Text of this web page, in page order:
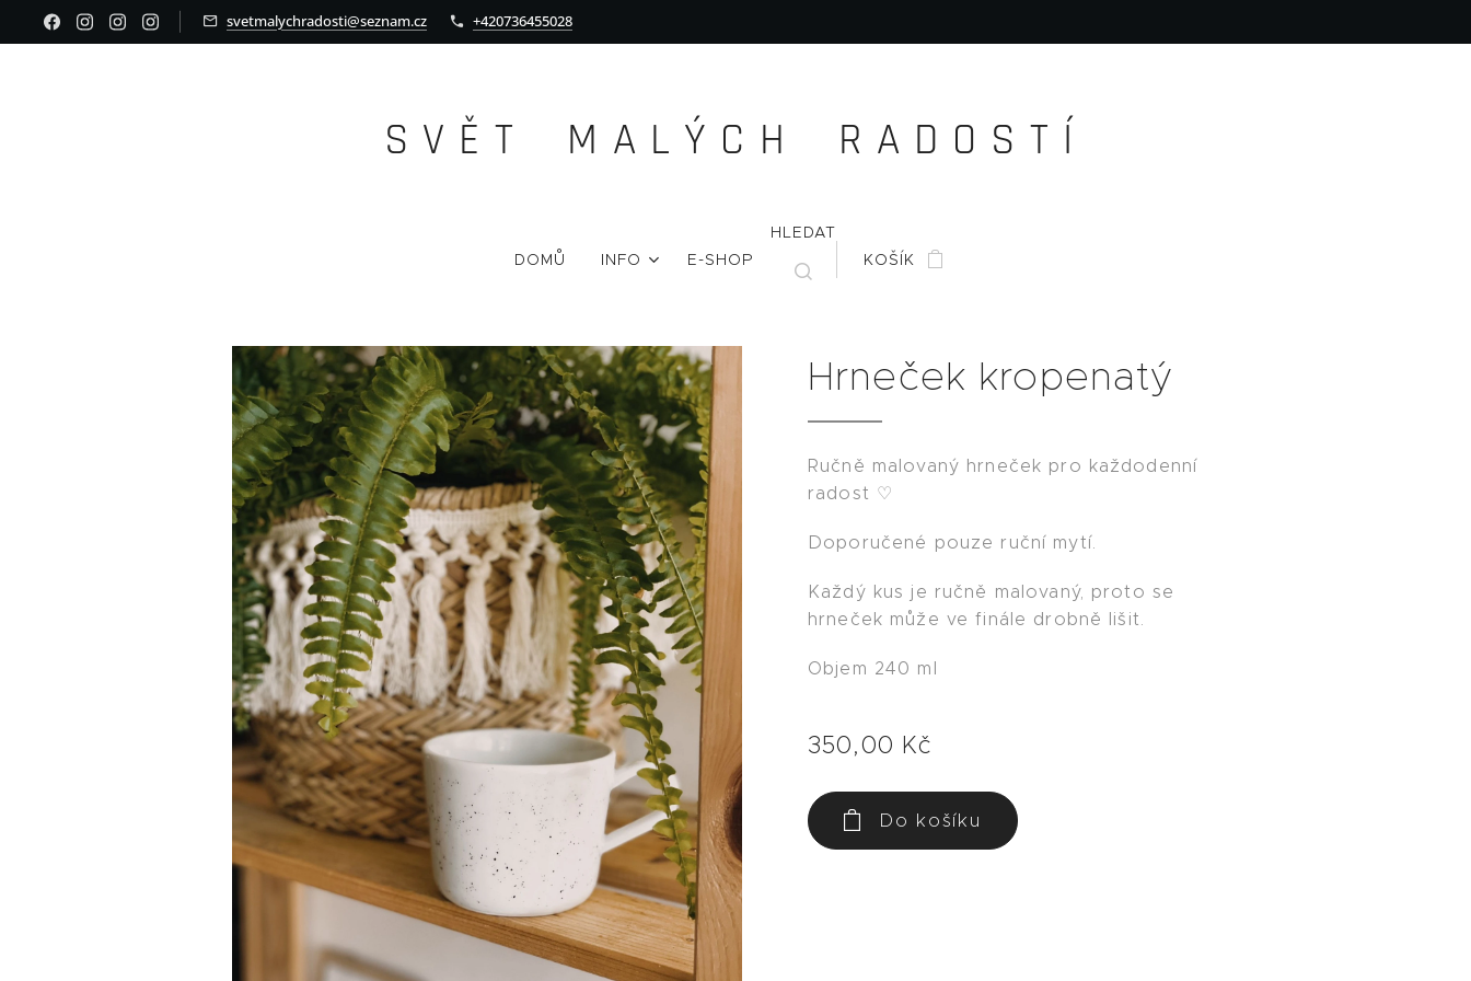
svetmalychradosti@seznam.cz +420736455028
S V Ě T M A L Ý C H R A D O S T Í
DOMŮ INFO E-SHOP
HLEDAT
KOŠÍK
Hrneček kropenatý
Ručně malovaný hrneček pro každodenní
radost ♡
Doporučené pouze ruční mytí.
Každý kus je ručně malovaný, proto se
hrneček může ve finále drobně lišit.
Objem 240 ml
350,00 Kč
Do košíku